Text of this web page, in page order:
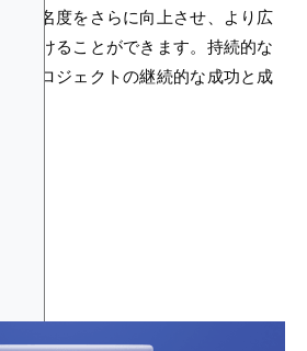
の知名度をさらに向上させ、より広
き付けることができます。持続的な
、プロジェクトの継続的な成功と成